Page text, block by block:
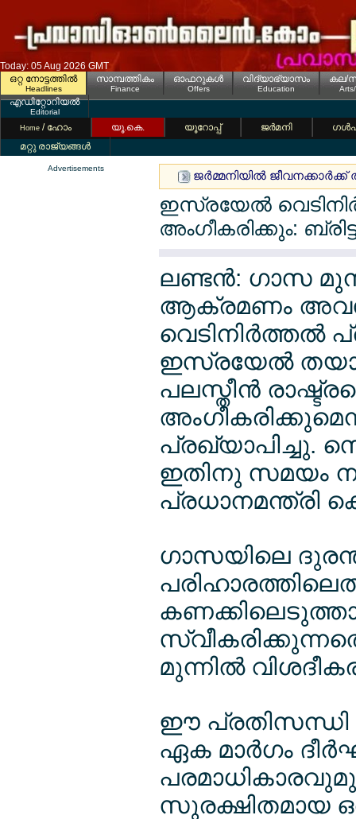
Today: 05 Aug 2026 GMT
ഒറ്റ നോട്ടത്തില്‍
Headlines
സാമ്പത്തികം
Finance
ഓഫറുകള്‍
Offers
വിദ്യാഭ്യാസം
Education
കല/
എഡിറ്റോറിയല്‍
Editorial
Home / ഹോം യൂ.കെ. യൂറോപ്പ് ജര്‍മനി
മറ്റു രാജ്യങ്ങള്‍
Advertisements
ജര്‍മ്മനിയില്‍
ഇസ്രയേല്‍
അംഗീകരിക്കും:
ലണ്ടന്‍: ഗാസ
ആക്രമണം
വെടിനിര്‍ത്തല്‍
ഇസ്രയേല്‍
പലസ്തീന്‍
പ്രഖ്യാപിച്ചു.
ഇതിനു സമയം
പ്രധാനമന്ത്രി
ഗാസയിലെ
മുന്നില്‍
ഈ പ്രതിസന്ധി
ഏക മാര്‍ഗം
സുരക്ഷിതമായ